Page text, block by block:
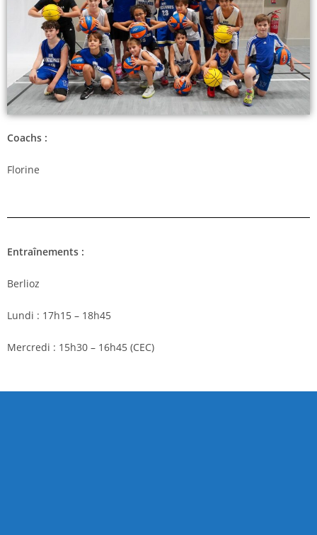
Coachs :
Florine
Entraînements :
Berlioz
Lundi : 17h15 – 18h45
Mercredi : 15h30 – 16h45 (CEC)